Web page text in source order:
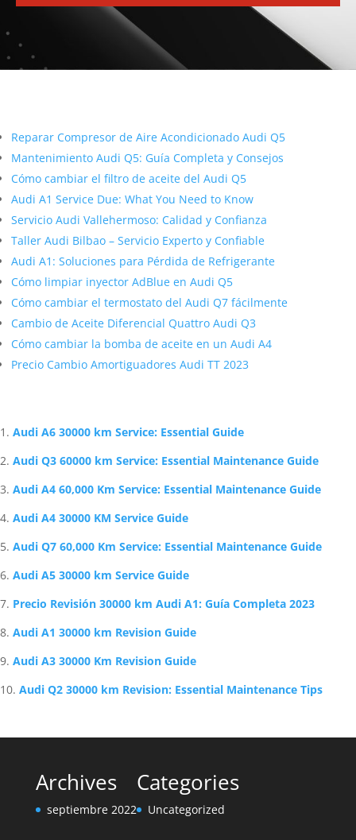
Reparar Compresor de Aire Acondicionado Audi Q5
Mantenimiento Audi Q5: Guía Completa y Consejos
Cómo cambiar el filtro de aceite del Audi Q5
Audi A1 Service Due: What You Need to Know
Servicio Audi Vallehermoso: Calidad y Confianza
Taller Audi Bilbao – Servicio Experto y Confiable
Audi A1: Soluciones para Pérdida de Refrigerante
Cómo limpiar inyector AdBlue en Audi Q5
Cómo cambiar el termostato del Audi Q7 fácilmente
Cambio de Aceite Diferencial Quattro Audi Q3
Cómo cambiar la bomba de aceite en un Audi A4
Precio Cambio Amortiguadores Audi TT 2023
Audi A6 30000 km Service: Essential Guide
Audi Q3 60000 km Service: Essential Maintenance Guide
Audi A4 60,000 Km Service: Essential Maintenance Guide
Audi A4 30000 KM Service Guide
Audi Q7 60,000 Km Service: Essential Maintenance Guide
Audi A5 30000 km Service Guide
Precio Revisión 30000 km Audi A1: Guía Completa 2023
Audi A1 30000 km Revision Guide
Audi A3 30000 Km Revision Guide
Audi Q2 30000 km Revision: Essential Maintenance Tips
Archives
septiembre 2022
Categories
Uncategorized